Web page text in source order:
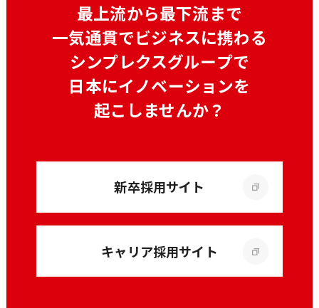
最上流から最下流まで
一気通貫でビジネスに携わる
シンプレクスグループで
日本にイノベーションを
起こしませんか？
新卒採用サイト
キャリア採用サイト